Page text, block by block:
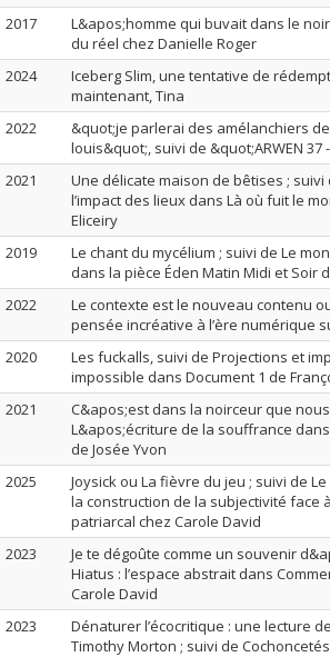
2017
L&apos;homme qui buvait dans le
du réel chez Danielle Roger
2024
Iceberg Slim, une tentative de
maintenant, Tina
2022
&quot;je parlerai des amélanchiers
louis&quot;, suivi de &quot;ARWEN
2021
Une délicate maison de bêtises ;
l’impact des lieux dans Là où fuit le
Eliceiry
2019
Le chant du mycélium ; suivi de Le
dans la pièce Éden Matin Midi et Soir
2022
Le contexte est le nouveau contenu
pensée incréative à l’ère numérique
2020
Les fuckalls, suivi de Projections et
impossible dans Document 1 de
2021
C&apos;est dans la noirceur que
L&apos;écriture de la souffrance
de Josée Yvon
2025
Joysick ou La fièvre du jeu ; suivi de
la construction de la subjectivité face
patriarcal chez Carole David
2023
Je te dégoûte comme un souvenir
Hiatus : l’espace abstrait dans
Carole David
2023
Dénaturer l’écocritique : une lecture
Timothy Morton ; suivi de